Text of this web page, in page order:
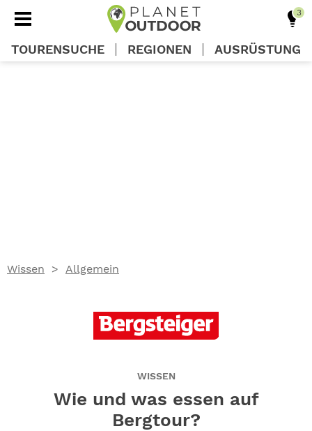
Wissen Allgemein
WISSEN
Wie und was essen auf
Bergtour?
TOURENSUCHE REGIONEN AUSRÜSTUNG
NEWSLETTER